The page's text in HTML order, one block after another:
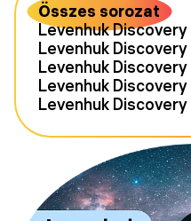
Összes sorozat
Levenhuk
Levenhuk Discovery
Levenhuk Discovery
Levenhuk Discovery
Levenhuk